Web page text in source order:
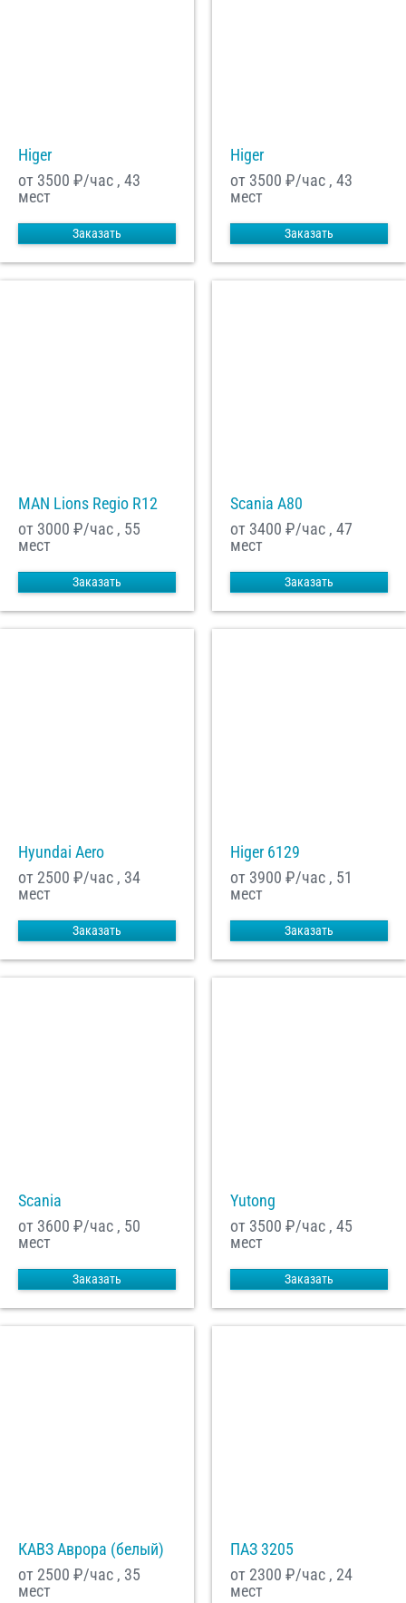
Higer
от 3500 ₽/час , 43
мест
Заказать
Higer
от 3500 ₽/час , 43
мест
Заказать
MAN Lions Regio R12
от 3000 ₽/час , 55
мест
Заказать
Scania A80
от 3400 ₽/час , 47
мест
Заказать
Hyundai Aero
от 2500 ₽/час , 34
мест
Заказать
Higer 6129
от 3900 ₽/час , 51
мест
Заказать
Scania
от 3600 ₽/час , 50
мест
Заказать
Yutong
от 3500 ₽/час , 45
мест
Заказать
КАВЗ Аврора (белый)
от 2500 ₽/час , 35
мест
ПАЗ 3205
от 2300 ₽/час , 24
мест